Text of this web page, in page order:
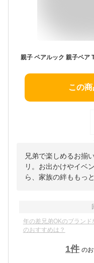
この
兄弟で楽しめるお揃
リ。お出かけやイベ
ら、家族の絆ももっ
年の差兄弟OKのブラン
のおすすめは？
1件 の